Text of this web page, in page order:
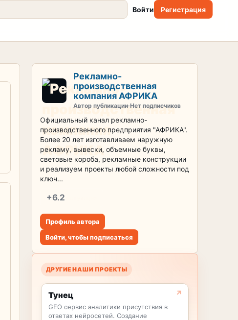
Войти Регистрация
Рекламно-
производственная
компания АФРИКА
Автор публикации·Нет подписчиков
Официальный канал рекламно-
производственного предприятия "АФРИКА".
Более 20 лет изготавливаем наружную
рекламу, вывески, объемные буквы,
световые короба, рекламные конструкции
и реализуем проекты любой сложности под
ключ...
+6.2
Профиль автора
Войти, чтобы подписаться
ДРУГИЕ НАШИ ПРОЕКТЫ
Тунец
GEO сервис аналитики присутствия в
ответах нейросетей. Создание